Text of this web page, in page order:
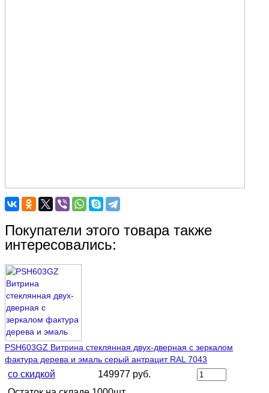
Покупатели этого товара также
интересовались:
PSH603GZ Витрина стеклянная двух-дверная с зеркалом
фактура дерева и эмаль серый антрацит RAL 7043
со скидкой
149977 руб.